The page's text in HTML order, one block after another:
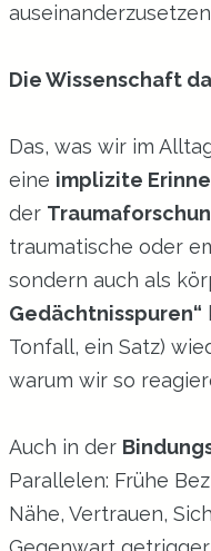
Die Wissenschaft
Das, was wir im
eine implizite
der
traumatische oder
sondern auch als
Gedächtnisspuren“
Tonfall, ein Satz)
warum wir so
Auch in der
Parallelen: Frühe
Nähe, Vertrauen,